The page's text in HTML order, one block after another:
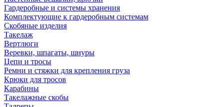
Гардеробные и системы хранения
Комплектующие к гардеробным системам
Скобяные изделия
Такелаж
Вертлюги
Веревки, шпагаты, шнуры
Цепи и тросы
Ремни и стяжки для крепления груза
Крюки для тросов
Карабины
Такелажные скобы